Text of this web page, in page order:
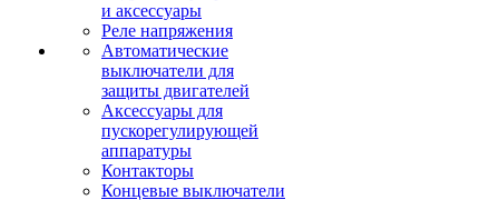
и аксессуары
Реле напряжения
Автоматические
выключатели для
защиты двигателей
Аксессуары для
пускорегулирующей
аппаратуры
Контакторы
Концевые выключатели